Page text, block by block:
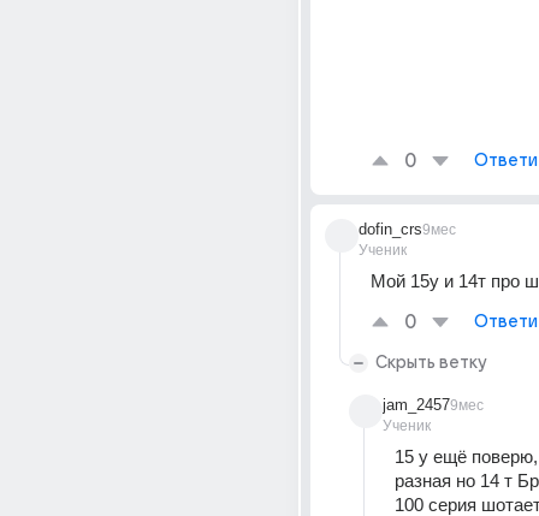
0
dofin_crs
Ученик
9мес
Мой 15у и 14т про
0
Скрыть ветку
jam_2457
Ученик
9мес
15 у ещё
разная но 14 т
100 серия